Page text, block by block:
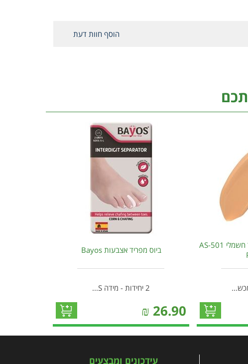
הוסף חוות דעת
ראשי החלפה למכשיר פדיקור חשמלי AS-501
ביוס מפריד אצבעות Bayos
2 יחידות - מידה S...
26.90
₪
עידכונים ומבצעים